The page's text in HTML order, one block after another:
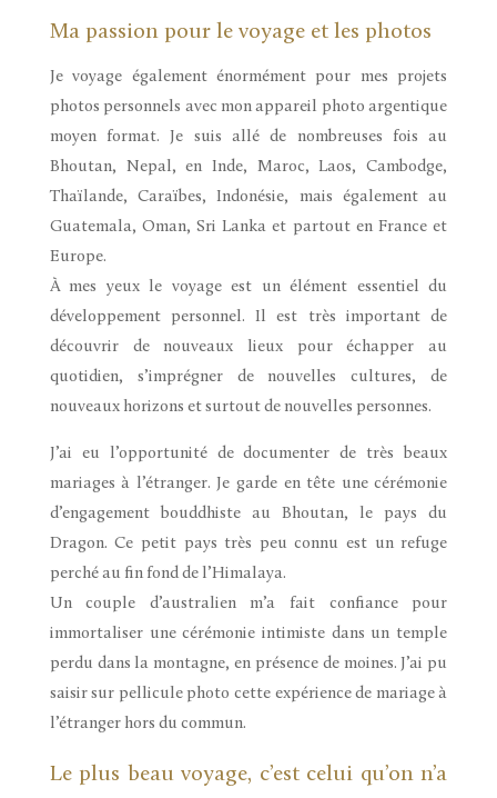
Ma passion pour le voyage et les photos
Je voyage également énormément pour mes projets
photos personnels avec mon appareil photo argentique
moyen format. Je suis allé de nombreuses fois au
Bhoutan, Nepal, en Inde, Maroc, Laos, Cambodge,
Thaïlande, Caraïbes, Indonésie, mais également au
Guatemala, Oman, Sri Lanka et partout en France et
Europe.
À mes yeux le voyage est un élément essentiel du
développement personnel. Il est très important de
découvrir de nouveaux lieux pour échapper au
quotidien, s’imprégner de nouvelles cultures, de
nouveaux horizons et surtout de nouvelles personnes.
J’ai eu l’opportunité de documenter de très beaux
mariages à l’étranger. Je garde en tête une cérémonie
d’engagement bouddhiste au Bhoutan, le pays du
Dragon. Ce petit pays très peu connu est un refuge
perché au fin fond de l’Himalaya.
Un couple d’australien m’a fait confiance pour
immortaliser une cérémonie intimiste dans un temple
perdu dans la montagne, en présence de moines. J’ai pu
saisir sur pellicule photo cette expérience de mariage à
l’étranger hors du commun.
Le plus beau voyage, c’est celui qu’on n’a